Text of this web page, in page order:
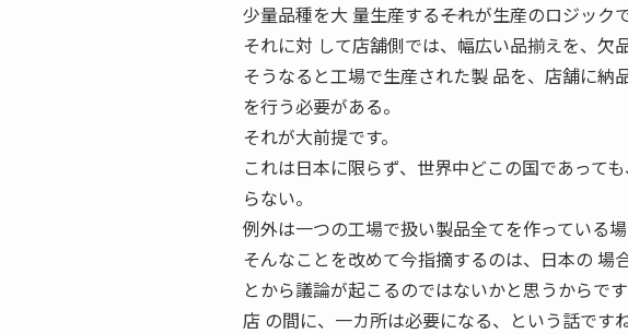
少量品種を大 量生産する――それが生産のロジックで
それに対 して店舗側では、幅広い品揃えを、欠
そうなると工場で生産された製 品を、店舗に納
を行う必要がある。
それが大前提です。
これは日本に限らず、世界中どこの国であって
らない。
例外は一つの工場で扱い製品全てを作っている場
そんなことを改めて今指摘するのは、日本の
とから議論が起こるのではないかと思うからで
店 の間に、一カ所は必要になる、という話ですね